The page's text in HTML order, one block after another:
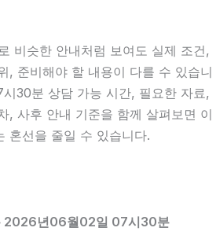
비슷한 안내처럼 보여도 실제 조건,
, 준비해야 할 내용이 다를 수 있습니
30분 상담 가능 시간, 필요한 자료,
, 사후 안내 기준을 함께 살펴보면 이
혼선을 줄일 수 있습니다.
2026년06월02일 07시30분